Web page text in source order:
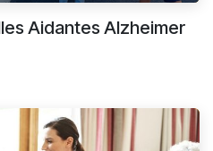
Aidantes Alzheimer